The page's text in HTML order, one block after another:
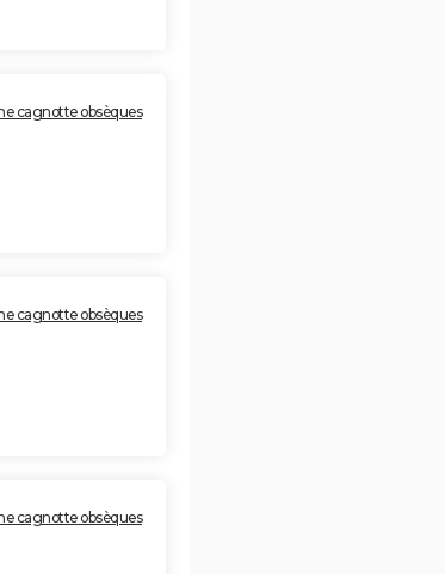
cagnotte obsèques
cagnotte obsèques
cagnotte obsèques